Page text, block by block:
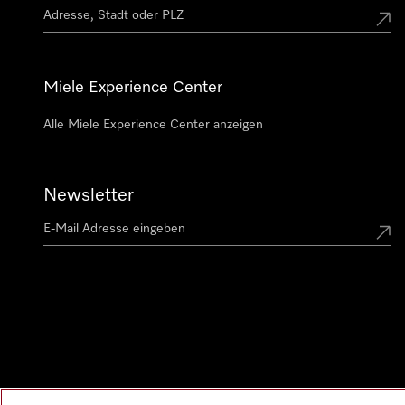
Miele Experience Center
Alle Miele Experience Center anzeigen
Newsletter